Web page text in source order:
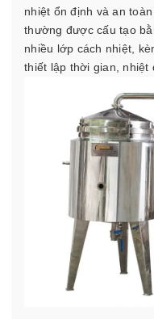
nhiệt ổn định và an
thường được cấu tạo
nhiều lớp cách nhiệt,
thiết lập thời gian, nhiệt